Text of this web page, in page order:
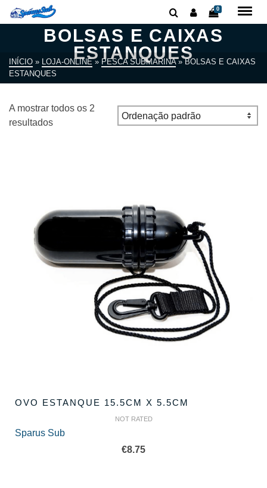
0
BOLSAS E CAIXAS
ESTANQUES
INÍCIO » LOJA-ONLINE » PESCA SUBMARINA » BOLSAS E CAIXAS
ESTANQUES
A mostrar todos os 2
resultados
OVO ESTANQUE 15.5CM X 5.5CM
NOT RATED
Sparus Sub
€8.75